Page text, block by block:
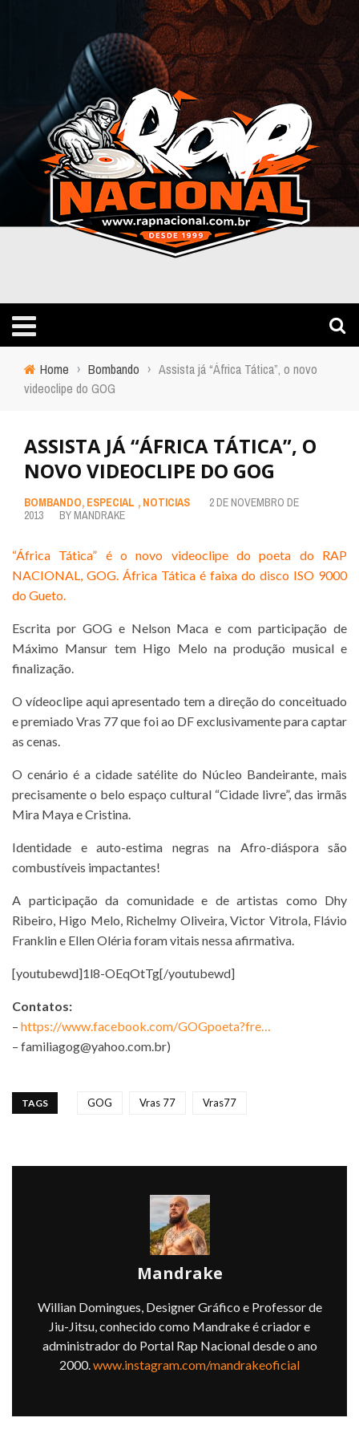
Home › Bombando › Assista já “África Tática”, o novo
videoclipe do GOG
ASSISTA JÁ “ÁFRICA TÁTICA”, O
NOVO VIDEOCLIPE DO GOG
BOMBANDO, ESPECIAL , NOTICIAS
2 DE NOVEMBRO DE
2013
BY MANDRAKE
“África Tática” é o novo videoclipe do poeta do RAP
NACIONAL, GOG. África Tática é faixa do disco ISO 9000
do Gueto.
Escrita por GOG e Nelson Maca e com participação de
Máximo Mansur tem Higo Melo na produção musical e
finalização.
O vídeoclipe aqui apresentado tem a direção do conceituado
e premiado Vras 77 que foi ao DF exclusivamente para captar
as cenas.
O cenário é a cidade satélite do Núcleo Bandeirante, mais
precisamente o belo espaço cultural “Cidade livre”, das irmãs
Mira Maya e Cristina.
Identidade e auto-estima negras na Afro-diáspora são
combustíveis impactantes!
A participação da comunidade e de artistas como Dhy
Ribeiro, Higo Melo, Richelmy Oliveira, Victor Vitrola, Flávio
Franklin e Ellen Oléria foram vitais nessa afirmativa.
[youtubewd]1l8-OEqOtTg[/youtubewd]
Contatos:
– https://www.facebook.com/GOGpoeta?fre…
– familiagog@yahoo.com.br)
TAGS GOG Vras 77 Vras77
Mandrake
Willian Domingues, Designer Gráfico e Professor de
Jiu-Jitsu, conhecido como Mandrake é criador e
administrador do Portal Rap Nacional desde o ano
2000.www.instagram.com/mandrakeoficial